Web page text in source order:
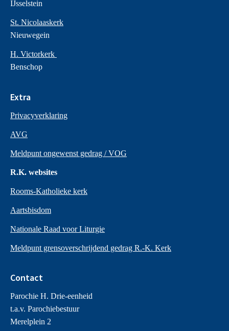
IJsselstein
St. Nicolaaskerk
Nieuwegein
H. Victorkerk
Benschop
Extra
Privacyverklaring
AVG
Meldpunt ongewenst gedrag / VOG
R.K. websites
Rooms-Katholieke kerk
Aartsbisdom
Nationale Raad voor Liturgie
Meldpunt grensoverschrijdend gedrag R.-K. Kerk
Contact
Parochie H. Drie-eenheid
t.a.v. Parochiebestuur
Merelplein 2